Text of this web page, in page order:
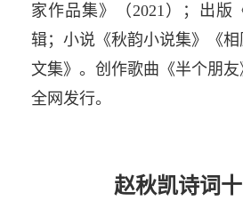
家作品集》（2021）；出版
辑；小说《秋韵小说集》《
文集》。创作歌曲《半个朋友
全网发行。
赵秋凯诗词